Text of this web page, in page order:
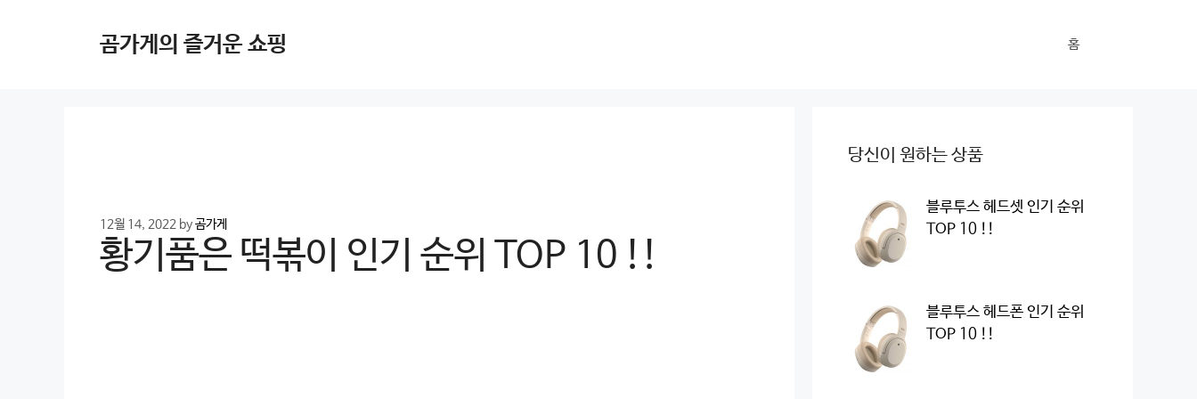
곰가게의 즐거운 쇼핑 홈
12월 14, 2022 by곰가게
황기품은 떡볶이 인기 순위 TOP 10 !!
당신이 원하는 상품
블루투스 헤드셋 인기 순위
TOP 10 !!
블루투스 헤드폰 인기 순위
TOP 10 !!